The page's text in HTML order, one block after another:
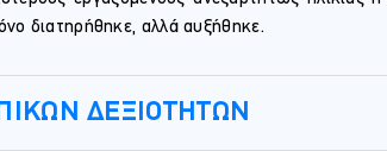
διατηρήθηκε, αλλά αυξήθηκε.
ΔΕΞΙΟΤΗΤΩΝ